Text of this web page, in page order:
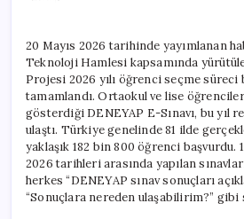
20 Mayıs 2026 tarihinde yayımlanan
Teknoloji Hamlesi kapsamında
Projesi 2026 yılı öğrenci seçme
tamamlandı. Ortaokul ve lise
gösterdiği DENEYAP E-Sınavı, bu yıl
ulaştı. Türkiye genelinde 81 ilde
yaklaşık 182 bin 800 öğrenci başvurdu.
2026 tarihleri arasında yapılan
herkes “DENEYAP sınav sonuçları
“Sonuçlara nereden ulaşabilirim?”